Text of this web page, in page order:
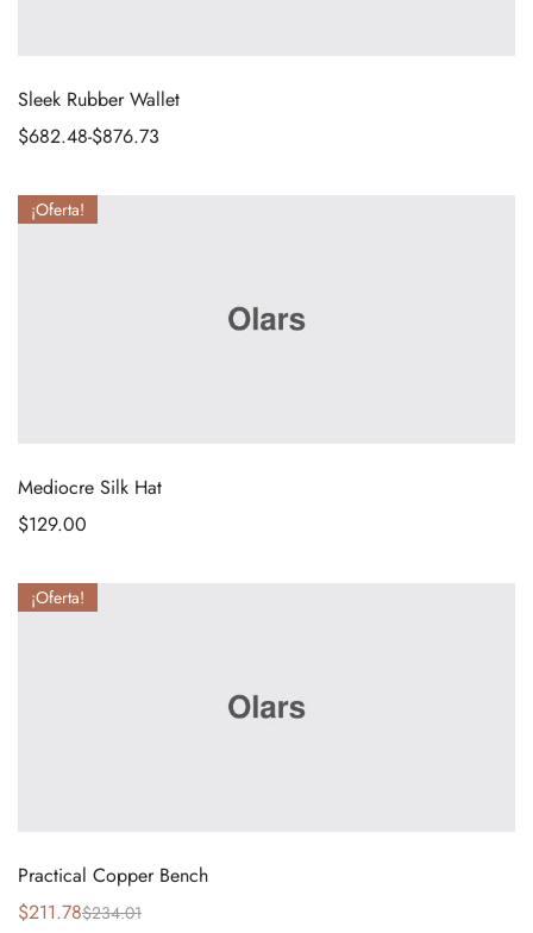
Sleek Rubber Wallet
$682.48-$876.73
¡Oferta!
Mediocre Silk Hat
$129.00
¡Oferta!
Practical Copper Bench
$234.01
$211.78